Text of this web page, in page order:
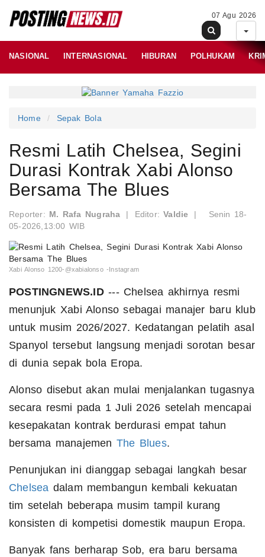
07 Agu 2026
NASIONAL INTERNASIONAL HIBURAN POLHUKAM
Home Sepak Bola
Resmi Latih Chelsea, Segini
Durasi Kontrak Xabi Alonso
Bersama The Blues
Reporter: M. Rafa Nugraha | Editor:Valdie |
Senin 18-
05-2026,13:00 WIB
Xabi Alonso 1200-@xabialonso -Instagram
POSTINGNEWS.ID--- Chelsea akhirnya resmi
menunjuk Xabi Alonso sebagai manajer baru klub
untuk musim 2026/2027. Kedatangan pelatih asal
Spanyol tersebut langsung menjadi sorotan besar
di dunia sepak bola Eropa.
Alonso disebut akan mulai menjalankan tugasnya
secara resmi pada 1 Juli 2026 setelah mencapai
kesepakatan kontrak berdurasi empat tahun
bersama manajemen The Blues.
Penunjukan ini dianggap sebagai langkah besar
Chelsea dalam membangun kembali kekuatan
tim setelah beberapa musim tampil kurang
konsisten di kompetisi domestik maupun Eropa.
Banyak fans berharap Sob, era baru bersama